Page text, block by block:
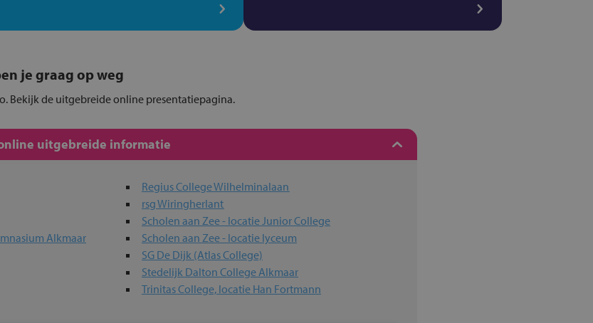
je graag op weg
Bekijk de uitgebreide online presentatiepagina.
uitgebreide informatie
Alkmaar
Regius College Wilhelminalaan
rsg Wiringherlant
Scholen aan Zee - locatie Junior College
Scholen aan Zee - locatie lyceum
SG De Dijk (Atlas College)
Stedelijk Dalton College Alkmaar
Trinitas College, locatie Han Fortmann